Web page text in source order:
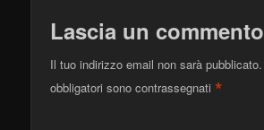
Lascia un commento
Il tuo indirizzo email non sarà pubblicato.
obbligatori sono contrassegnati*